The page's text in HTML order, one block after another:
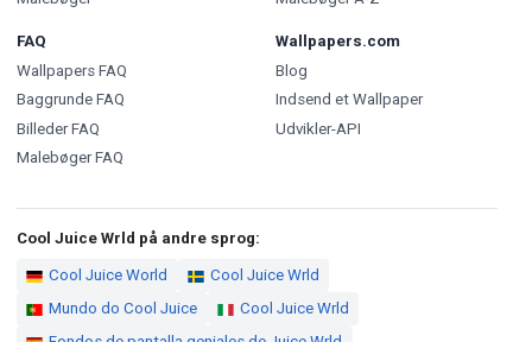
FAQ
Wallpapers FAQ
Baggrunde FAQ
Billeder FAQ
Malebøger FAQ
Wallpapers.com
Blog
Indsend et Wallpaper
Udvikler-API
Cool Juice Wrld på andre sprog:
Cool Juice World
Cool Juice Wrld
Mundo do Cool Juice
Cool Juice Wrld